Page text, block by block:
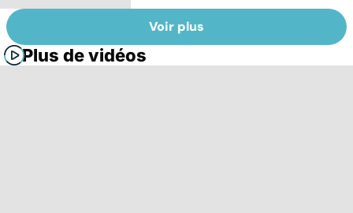
Voir plus
Plus de vidéos